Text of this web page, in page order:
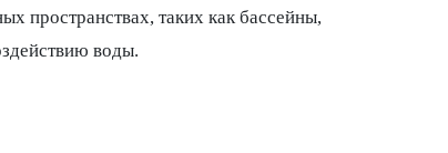
пространствах, таких как бассейны,
воды.